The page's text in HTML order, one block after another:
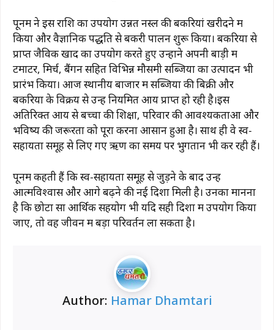
पूनम ने इस राशि का उपयोग उन्नत नस्ल की बकरियां खरीदने में
किया और वैज्ञानिक पद्धति से बकरी पालन शुरू किया। बकरियों से
प्राप्त जैविक खाद का उपयोग करते हुए उन्होंने अपनी बाड़ी में
टमाटर, मिर्च, बैंगन सहित विभिन्न मौसमी सब्जियों का उत्पादन भी
प्रारंभ किया। आज स्थानीय बाजार में सब्जियों की बिक्री और
बकरियों के विक्रय से उन्हें नियमित आय प्राप्त हो रही है।इस
अतिरिक्त आय से बच्चों की शिक्षा, परिवार की आवश्यकताओं और
भविष्य की जरूरतों को पूरा करना आसान हुआ है। साथ ही वे स्व-
सहायता समूह से लिए गए ऋण का समय पर भुगतान भी कर रही हैं।
पूनम कहती हैं कि स्व-सहायता समूह से जुड़ने के बाद उन्हें
आत्मविश्वास और आगे बढ़ने की नई दिशा मिली है। उनका मानना
है कि छोटा सा आर्थिक सहयोग भी यदि सही दिशा में उपयोग किया
जाए, तो वह जीवन में बड़ा परिवर्तन ला सकता है।
Author: Hamar Dhamtari